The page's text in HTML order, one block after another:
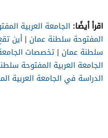
اقرأ أيضًا: الجامعة العربية
المفتوحة سلطنة عمان | أين
سلطنة عمان | تخصصات
الجامعة العربية المفتوحة
الدراسة في الجامعة العربية